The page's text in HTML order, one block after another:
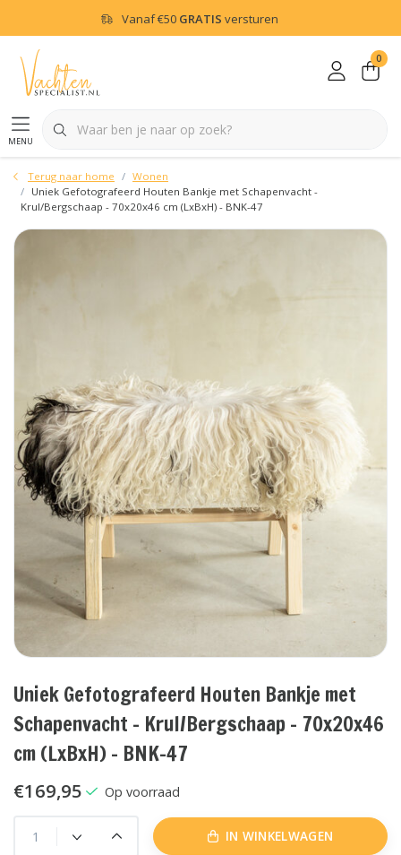
Vanaf€50 GRATIS versturen
menu
0
Terug naar home
Wonen
Uniek Gefotografeerd Houten Bankje met Schapenvacht -
Krul/Bergschaap - 70x20x46 cm (LxBxH) - BNK-47
Uniek Gefotografeerd Houten Bankje met
Schapenvacht - Krul/Bergschaap - 70x20x46
cm (LxBxH) - BNK-47
€169,95 Op voorraad
IN WINKELWAGEN